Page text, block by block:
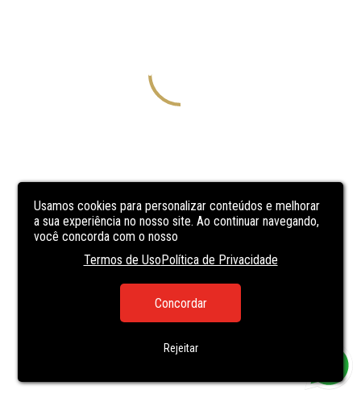
Usamos cookies para personalizar conteúdos e melhorar
a sua experiência no nosso site. Ao continuar navegando,
você concorda com o nosso
Termos de UsoPolítica de Privacidade
Concordar
Rejeitar